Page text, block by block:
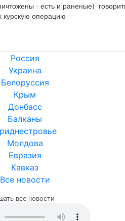
- есть и раненые)
курскую операцию
Россия
Украина
Белоруссия
Крым
Донбасс
Балканы
Молдова
Евразия
Кавказ
Все новости
все новости